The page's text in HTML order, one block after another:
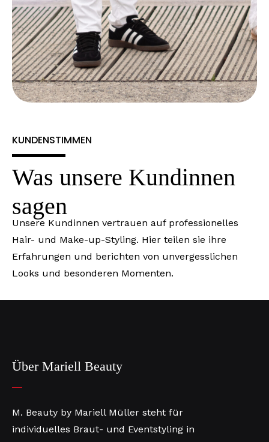
KUNDENSTIMMEN
Was unsere Kundinnen
sagen
Unsere Kundinnen vertrauen auf professionelles
Hair- und Make-up-Styling. Hier teilen sie ihre
Erfahrungen und berichten von unvergesslichen
Looks und besonderen Momenten.
Über Mariell Beauty
M. Beauty by Mariell Müller steht für
individuelles Braut- und Eventstyling in